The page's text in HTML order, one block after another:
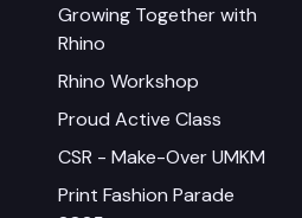
Growing Together with
Rhino
Rhino Workshop
Proud Active Class
CSR - Make-Over UMKM
Print Fashion Parade